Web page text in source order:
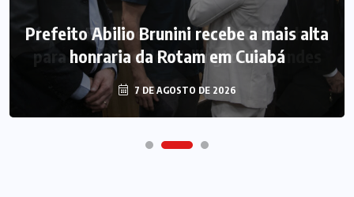
Prefeito Abilio Brunini recebe a mais alta
honraria da Rotam em Cuiabá
7 DE AGOSTO DE 2026